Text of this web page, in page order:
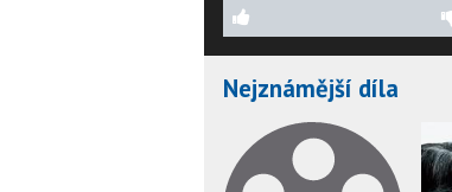
Nejznámější díla